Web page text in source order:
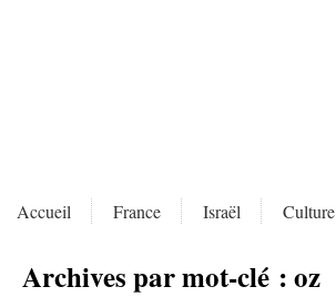
Accueil France Israël Culture
Archives par mot-clé :oz